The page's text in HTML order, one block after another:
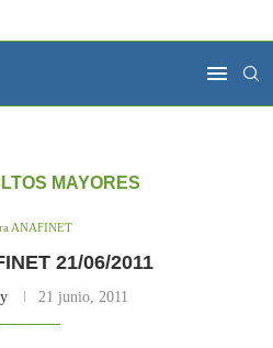
MAYORES
ANAFINET
21/06/2011
21 junio, 2011